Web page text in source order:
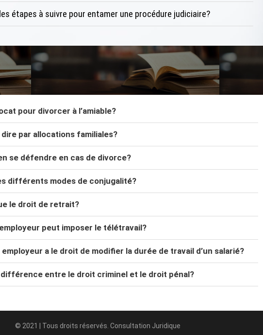
étapes à suivre pour entamer une procédure judiciaire?
pour divorcer à l’amiable?
par allocations familiales?
se défendre en cas de divorce?
différents modes de conjugalité?
le droit de retrait?
peut imposer le télétravail?
a le droit de modifier la durée de travail d’un salarié?
différence entre le droit criminel et le droit pénal?
© 2021 | Tous droits réservés. Consultation Juridique